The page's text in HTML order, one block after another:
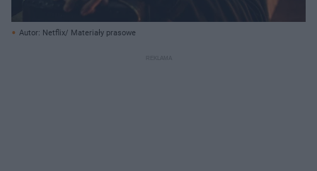
Autor: Netflix/ Materiały prasowe